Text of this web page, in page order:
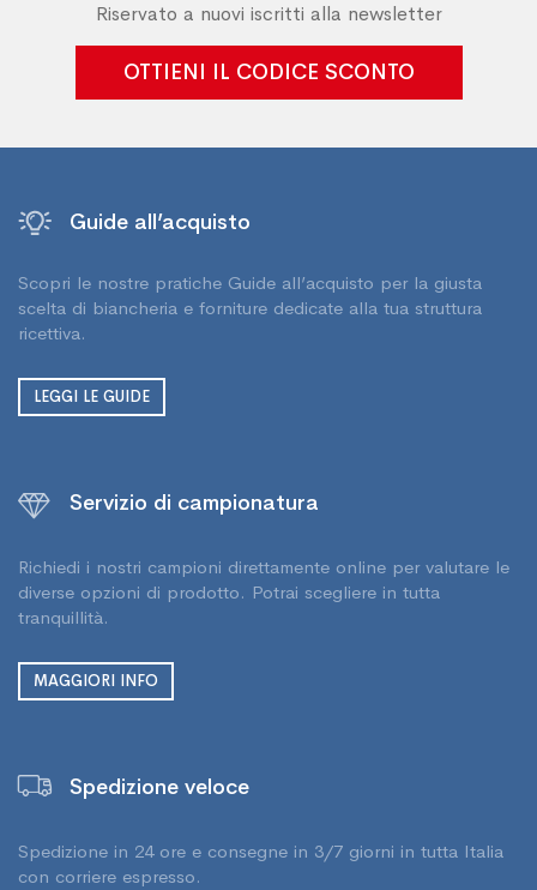
Riservato a nuovi iscritti alla newsletter
OTTIENI IL CODICE SCONTO
Guide all’acquisto
Scopri le nostre pratiche Guide all’acquisto per la giusta
scelta di biancheria e forniture dedicate alla tua struttura
ricettiva.
LEGGI LE GUIDE
Servizio di campionatura
Richiedi i nostri campioni direttamente online per valutare le
diverse opzioni di prodotto. Potrai scegliere in tutta
tranquillità.
MAGGIORI INFO
Spedizione veloce
Spedizione in 24 ore e consegne in 3/7 giorni in tutta Italia
con corriere espresso.